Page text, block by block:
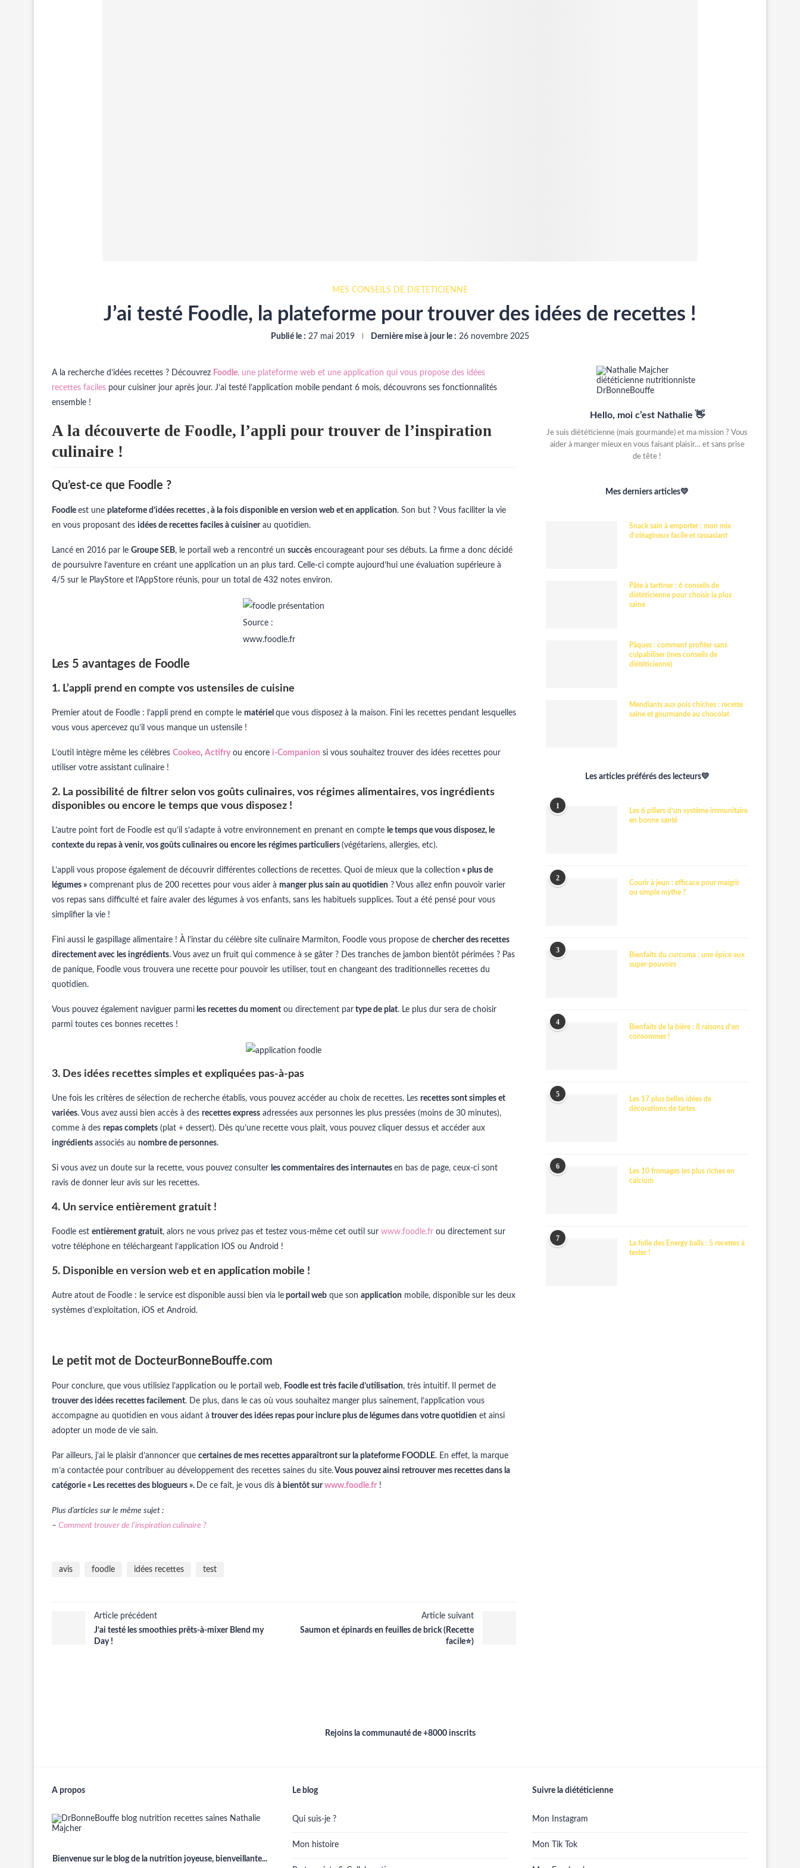
MES CONSEILS DE DIÉTÉTICIENNE
J’ai testé Foodle, la plateforme pour trouver des idées de recettes !
Publié le : 27 mai 2019 Dernière mise à jour le : 26 novembre 2025
A la recherche d’idées recettes ? Découvrez Foodle, une plateforme web et une application qui vous propose des idées
recettes faciles pour cuisiner jour après jour. J’ai testé l’application mobile pendant 6 mois, découvrons ses fonctionnalités
ensemble !
A la découverte de Foodle, l’appli pour trouver de l’inspiration
culinaire !
Qu’est-ce que Foodle ?
Foodle est une plateforme d’idées recettes , à la fois disponible en version web et en application. Son but ? Vous faciliter la vie
en vous proposant des idées de recettes faciles à cuisinerau quotidien.
Lancé en 2016 par le Groupe SEB, le portail web a rencontré un succès encourageant pour ses débuts. La firme a donc décidé
de poursuivre l’aventure en créant une application un an plus tard. Celle-ci compte aujourd’hui une évaluation supérieure à
4/5 sur le PlayStore et l’AppStore réunis, pour un total de 432 notes environ.
Source :
www.foodle.fr
Les 5 avantages de Foodle
1. L’appli prend en compte vos ustensiles de cuisine
Premier atout de Foodle : l’appli prend en compte le matériel que vous disposez à la maison. Fini les recettes pendant lesquelles
vous vous apercevez qu’il vous manque un ustensile !
L’outil intègre même les célèbres Cookeo, Actifryou encore i-Companion si vous souhaitez trouver des idées recettes pour
utiliser votre assistant culinaire !
2. La possibilité de filtrer selon vos goûts culinaires, vos régimes alimentaires, vos ingrédients
disponibles ou encore le temps que vous disposez !
L’autre point fort de Foodle est qu’il s’adapte à votre environnement en prenant en compte le temps que vous disposez, le
contexte du repas à venir, vos goûts culinaires ou encore les régimes particuliers (végétariens, allergies, etc).
L’appli vous propose également de découvrir différentes collections de recettes. Quoi de mieux que la collection « plus de
légumes » comprenant plus de 200 recettes pour vous aider à manger plus sain au quotidien ? Vous allez enfin pouvoir varier
vos repas sans difficulté et faire avaler des légumes à vos enfants, sans les habituels supplices. Tout a été pensé pour vous
simplifier la vie !
Fini aussi le gaspillage alimentaire ! À l’instar du célèbre site culinaire Marmiton, Foodle vous propose de chercher des recettes
directement avec les ingrédients. Vous avez un fruit qui commence à se gâter ? Des tranches de jambon bientôt périmées ? Pas
de panique, Foodle vous trouvera une recette pour pouvoir les utiliser, tout en changeant des traditionnelles recettes du
quotidien.
Vous pouvez également naviguer parmi les recettes du moment ou directement par type de plat. Le plus dur sera de choisir
parmi toutes ces bonnes recettes !
3. Des idées recettes simples et expliquées pas-à-pas
Une fois les critères de sélection de recherche établis, vous pouvez accéder au choix de recettes. Les recettes sont simples et
variées. Vous avez aussi bien accès à des recettes express adressées aux personnes les plus pressées (moins de 30 minutes),
comme à des repas complets (plat + dessert). Dès qu’une recette vous plait, vous pouvez cliquer dessus et accéder aux
ingrédients associés au nombre de personnes.
Si vous avez un doute sur la recette, vous pouvez consulter les commentaires des internautes en bas de page, ceux-ci sont
ravis de donner leur avis sur les recettes.
4. Un service entièrement gratuit !
Foodle est entièrement gratuit, alors ne vous privez pas et testez vous-même cet outil sur www.foodle.fr ou directement sur
votre téléphone en téléchargeant l’application IOS ou Android !
5. Disponible en version web et en application mobile !
Autre atout de Foodle : le service est disponible aussi bien via le portail web que son application mobile, disponible sur les deux
systèmes d’exploitation, iOS et Android.
Le petit mot de DocteurBonneBouffe.com
Pour conclure, que vous utilisiez l’application ou le portail web, Foodle est très facile d’utilisation, très intuitif. Il permet de
trouver des idées recettes facilement. De plus, dans le cas où vous souhaitez manger plus sainement, l’application vous
accompagne au quotidien en vous aidant à trouver des idées repas pour inclure plus de légumes dans votre quotidien et ainsi
adopter un mode de vie sain.
Par ailleurs, j’ai le plaisir d’annoncer que certaines de mes recettes apparaîtront sur la plateforme FOODLE. En effet, la marque
m’a contactée pour contribuer au développement des recettes saines du site.Vous pouvez ainsi retrouver mes recettes dans la
catégorie « Les recettes des blogueurs ». De ce fait, je vous dis à bientôt surwww.foodle.fr !
Plus d’articles sur le même sujet :
– Comment trouver de l’inspiration culinaire ?
avis foodle idées recettes test
Article précédent
J’ai testé les smoothies prêts-à-mixer Blend my
Day !
Article suivant
Saumon et épinards en feuilles de brick (Recette
facile⭐)
Hello, moi c’est Nathalie 👋
Je suis diététicienne (mais gourmande) et ma mission ? Vous
aider à manger mieux en vous faisant plaisir… et sans prise
de tête !
Mes derniers articles💛
Snack sain à emporter : mon mix
d’oléagineux facile et rassasiant
Pâte à tartiner : 6 conseils de
diététicienne pour choisir la plus
saine
Pâques : comment profiter sans
culpabiliser (mes conseils de
diététicienne)
Mendiants aux pois chiches : recette
saine et gourmande au chocolat
Les articles préférés des lecteurs💛
1
Les 6 piliers d’un système immunitaire
en bonne santé
2
Courir à jeun : efficace pour maigrir
ou simple mythe ?
3
Bienfaits du curcuma : une épice aux
super-pouvoirs
4
Bienfaits de la bière : 8 raisons d’en
consommer !
5
Les 17 plus belles idées de
décorations de tartes
6
Les 10 fromages les plus riches en
calcium
7
La folie des Energy balls : 5 recettes à
tester !
Rejoins la communauté de +8000 inscrits
A propos
Bienvenue sur le blog de la nutrition joyeuse, bienveillante...
Le blog
Qui suis-je ?
Mon histoire
Suivre la diététicienne
Mon Instagram
Mon Tik Tok